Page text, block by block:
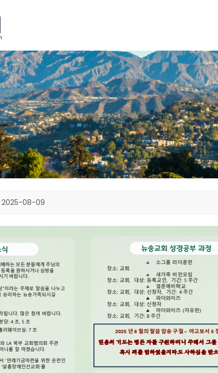
2025-08-09